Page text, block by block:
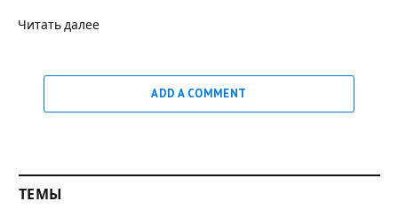
Читать далее
ADD A COMMENT
ТЕМЫ